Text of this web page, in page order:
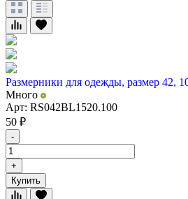
Размерники для одежды, размер 42,
Много
Арт: RS042BL1520.100
50 ₽
-
+
Купить